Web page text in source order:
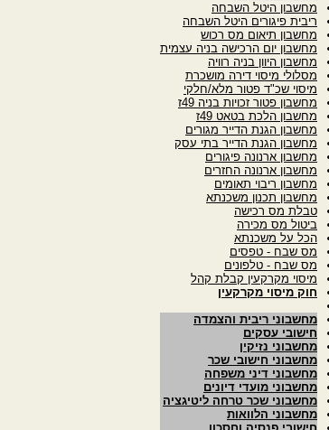
מחשבון היטל השבחה
ריבית פיגורים היטל השבחה
מחשבון תיאום מס רכוש
מחשבון יום הרכישה בניה עצמית
מחשבון היוון בניה רוויה
מסלולי מיסוי דירה מושכרת
מיסוי שכ"ד פטור מלא/חלקי
מחשבון פטור זכויות בניה 49ז
מחשבון הלכת בטאט 49ז
מחשבון הגנת הדייר מגורים
מחשבון הגנת הדייר בתי עסק
מחשבון ארנונה פיגורים
מחשבון ארנונה החזרים
מחשבון ריבוי תאומים
מחשבון תכנון משכנתא
טבלת מס רכישה
ביטול מס מכירה
הכל על משכנתא
מס שבח - טפסים
מס שבח - טלפונים
מיסוי מקרקעין קבלת קהל
חוק מיסוי מקרקעין
מחשבוני ריבית והצמדה
חישובי עסקים
מחשבוני נזיקין
מחשבוני חישובי שכר
מחשבוני דיני משפחה
מחשבוני מועדי דיונים
מחשבוני שכר טרחה ליטיגציה
מחשבוני הלוואות